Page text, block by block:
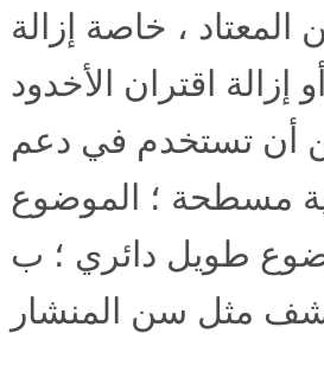
المعتاد ، خاصة إزالة
إزالة اقتران الأخدود
أن تستخدم في دعم
مسطحة ؛ الموضوع
طويل دائري ؛ ب
مثل سن المنشار